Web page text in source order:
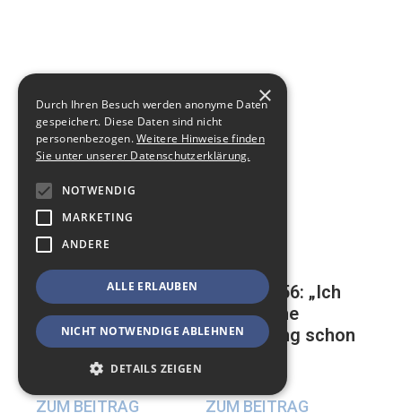
Auf der ewigen
Suche nach einer
glücklichen
Beziehung
23. Mai 2024
ZUM BEITRAG
Mathias, 56: „Ich
habe meine
Beerdigung schon
ZUM BEITRAG
×
Durch Ihren Besuch werden anonyme Daten
gespeichert. Diese Daten sind nicht
personenbezogen.Weitere Hinweise finden
Sie unter unserer Datenschutzerklärung.
NOTWENDIG
MARKETING
ANDERE
ALLE ERLAUBEN
NICHT NOTWENDIGE ABLEHNEN
DETAILS ZEIGEN